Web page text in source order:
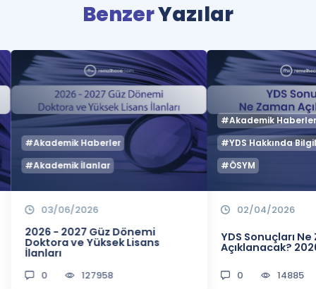
BenzerYazılar
#Akademik Haberler
#Akademik İlanlar
03/06/2026
2026 - 2027 Güz Dönemi
Doktora ve Yüksek Lisans
İlanları
0 127958
#Akademik
#YDS Hakkında
#ÖSYM
02/04/2026
YDS Sonuçları
Açıklanacak?
0 14885